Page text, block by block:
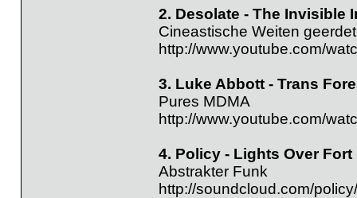
2. Desolate - The Invisible
Cineastische Weiten
http://www.youtube.com/
3. Luke Abbott - Trans
Pures MDMA
http://www.youtube.com/
4. Policy - Lights Over
Abstrakter Funk
http://soundcloud.com/